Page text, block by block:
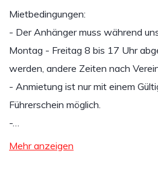
Mietbedingungen:
- Der Anhänger muss während
Montag - Freitag 8 bis 17 Uhr
werden, andere Zeiten nach
- Anmietung ist nur mit einem
Führerschein möglich.
-…
Mehr anzeigen